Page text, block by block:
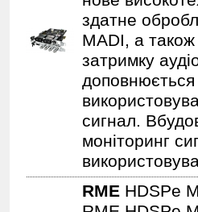
здатне
MADI, а
затримку
сигнал.
моніторинг
RME HDSPe